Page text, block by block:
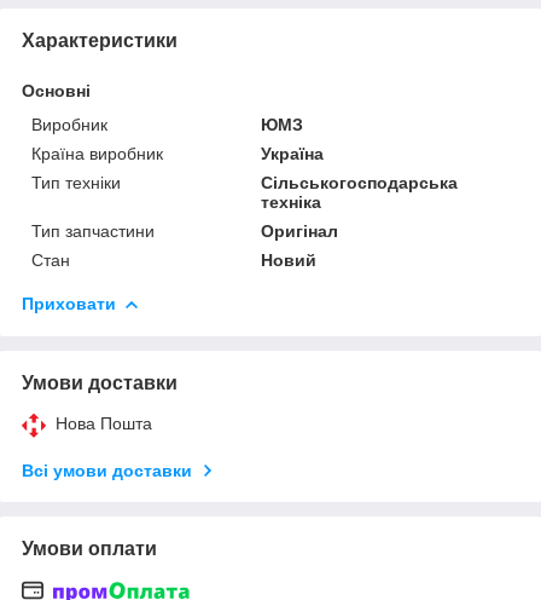
Характеристики
Основні
Виробник
ЮМЗ
Країна виробник
Україна
Тип техніки
Сільськогосподарська
техніка
Тип запчастини
Оригінал
Стан
Новий
Приховати
Умови доставки
Нова Пошта
Всі умови доставки
Умови оплати